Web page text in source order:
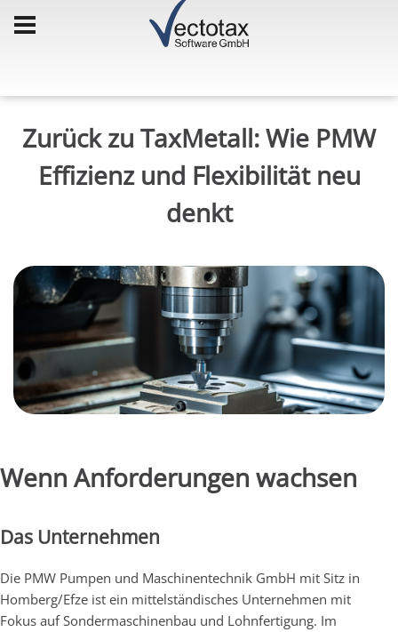
Zurück zu TaxMetall: Wie PMW
Effizienz und Flexibilität neu
denkt
Wenn Anforderungen wachsen
Das Unternehmen
Die PMW Pumpen und Maschinentechnik GmbH mit Sitz in
Homberg/Efze ist ein mittelständisches Unternehmen mit
Fokus auf Sondermaschinenbau und Lohnfertigung. Im